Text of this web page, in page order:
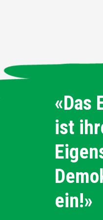
«Das
ist
ein!»